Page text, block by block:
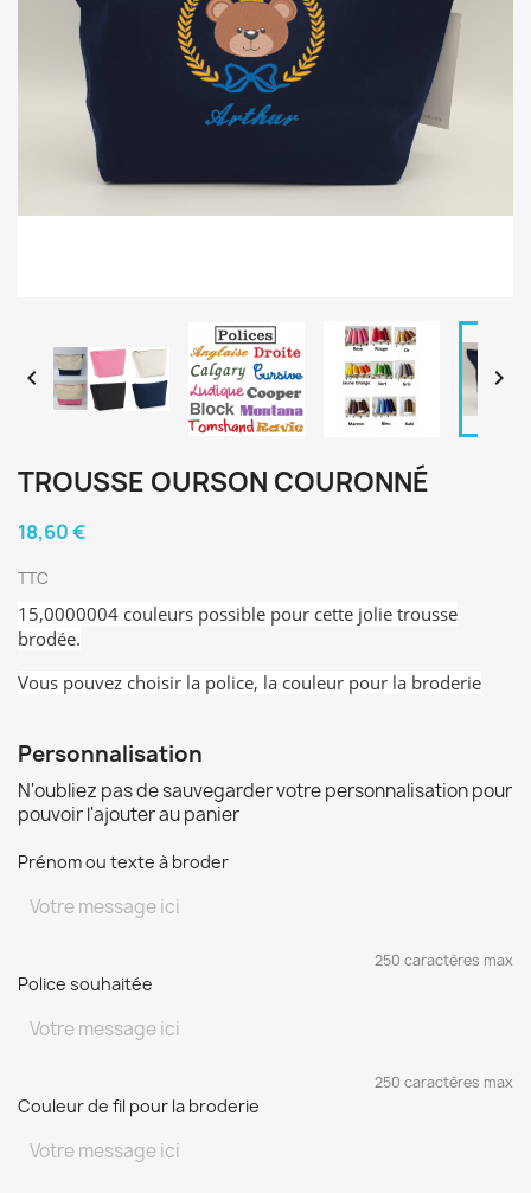
 
TROUSSE OURSON COURONNÉ
18,60 €
TTC
15,0000004 couleurs possible pour cette jolie trousse
brodée.
Vous pouvez choisir la police, la couleur pour la broderie
Personnalisation
N'oubliez pas de sauvegarder votre personnalisation pour
pouvoir l'ajouter au panier
Prénom ou texte à broder
250 caractères max
Police souhaitée
250 caractères max
Couleur de fil pour la broderie